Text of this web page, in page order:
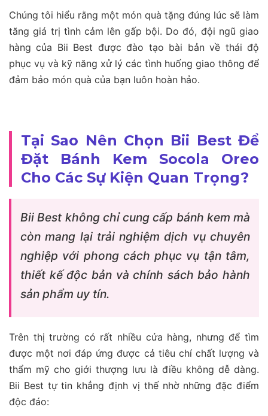
Chúng tôi hiểu rằng một món quà tặng đúng lúc sẽ làm
tăng giá trị tình cảm lên gấp bội. Do đó, đội ngũ giao
hàng của Bii Best được đào tạo bài bản về thái độ
phục vụ và kỹ năng xử lý các tình huống giao thông để
đảm bảo món quà của bạn luôn hoàn hảo.
Tại Sao Nên Chọn Bii Best Để
Đặt Bánh Kem Socola Oreo
Cho Các Sự Kiện Quan Trọng?
Bii Best không chỉ cung cấp bánh kem mà
còn mang lại trải nghiệm dịch vụ chuyên
nghiệp với phong cách phục vụ tận tâm,
thiết kế độc bản và chính sách bảo hành
sản phẩm uy tín.
Trên thị trường có rất nhiều cửa hàng, nhưng để tìm
được một nơi đáp ứng được cả tiêu chí chất lượng và
thẩm mỹ cho giới thượng lưu là điều không dễ dàng.
Bii Best tự tin khẳng định vị thế nhờ những đặc điểm
độc đáo: